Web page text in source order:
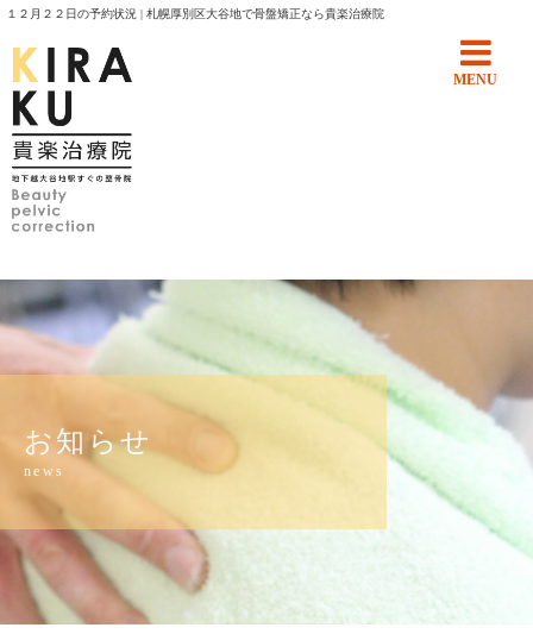
１２月２２日の予約状況 | 札幌厚別区大谷地で骨盤矯正なら貴楽治療院
MENU
お知らせ
news